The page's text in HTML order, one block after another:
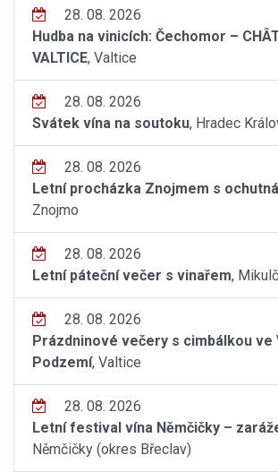
28. 08. 2026
Hudba na vinicích: Čechomor –
VALTICE, Valtice
28. 08. 2026
Svátek vína na soutoku, Hradec
28. 08. 2026
Letní procházka Znojmem s
Znojmo
28. 08. 2026
Letní páteční večer s vinařem,
28. 08. 2026
Prázdninové večery s cimbálkou ve
Podzemí, Valtice
28. 08. 2026
Letní festival vína Němčičky –
Němčičky (okres Břeclav)